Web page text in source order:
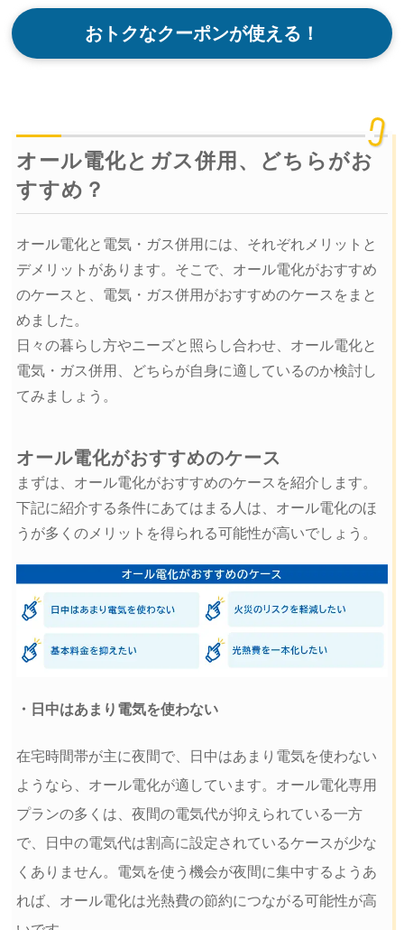
おトクなクーポンが使える！
オール電化とガス併用、どちらがお
すすめ？
オール電化と電気・ガス併用には、それぞれメリットと
デメリットがあります。そこで、オール電化がおすすめ
のケースと、電気・ガス併用がおすすめのケースをまと
めました。
日々の暮らし方やニーズと照らし合わせ、オール電化と
電気・ガス併用、どちらが自身に適しているのか検討し
てみましょう。
オール電化がおすすめのケース
まずは、オール電化がおすすめのケースを紹介します。
下記に紹介する条件にあてはまる人は、オール電化のほ
うが多くのメリットを得られる可能性が高いでしょう。
・日中はあまり電気を使わない
在宅時間帯が主に夜間で、日中はあまり電気を使わない
ようなら、オール電化が適しています。オール電化専用
プランの多くは、夜間の電気代が抑えられている一方
で、日中の電気代は割高に設定されているケースが少な
くありません。電気を使う機会が夜間に集中するようあ
れば、オール電化は光熱費の節約につながる可能性が高